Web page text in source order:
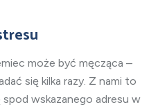
może być męcząca –
się kilka razy. Z nami to
wskazanego adresu w